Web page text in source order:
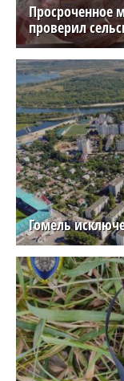
Просроченное
проверил
Гомель